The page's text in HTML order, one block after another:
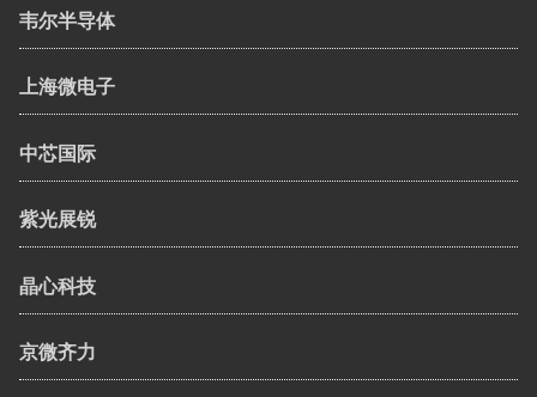
韦尔半导体
上海微电子
中芯国际
紫光展锐
晶心科技
京微齐力